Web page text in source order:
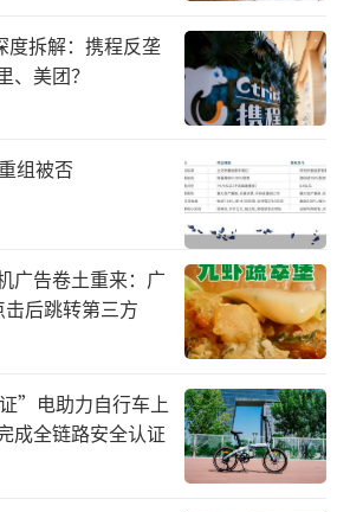
重共振引爆
团公布2026年一季度超预期
直接的导火索。
一季度，美团实现收入约910亿
，略高于市场预期；经营亏
亿元减至65亿元，低于此前市
，花旗等多家机构随即上调了
背后是一个关键逻辑：一季度
度拆解：携程反垄
、美团？
组被否
广告卷土重来：广
后跳转第三方
”电助力自行车上
成全链路安全认证